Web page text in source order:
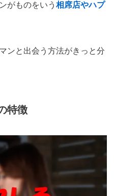
がものをいう 相席店やハプ
ンと出会う方法がきっと分
特徴